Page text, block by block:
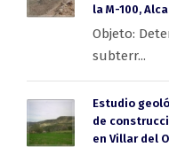
la M-100,
Objeto:
subterr...
Estudio
de
en Villar del